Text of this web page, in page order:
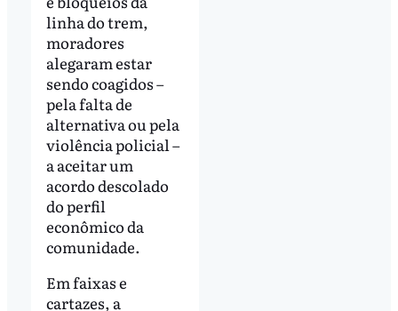
linha do trem,
moradores
alegaram estar
sendo coagidos –
pela falta de
alternativa ou pela
violência policial –
a aceitar um
acordo descolado
do perfil
econômico da
comunidade.
Em faixas e
cartazes, a